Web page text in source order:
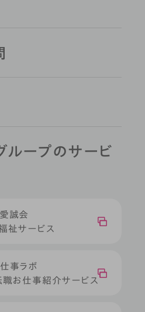
ループのサービ
愛誠会
祉サービス
事ラボ
職お仕事紹介サービス